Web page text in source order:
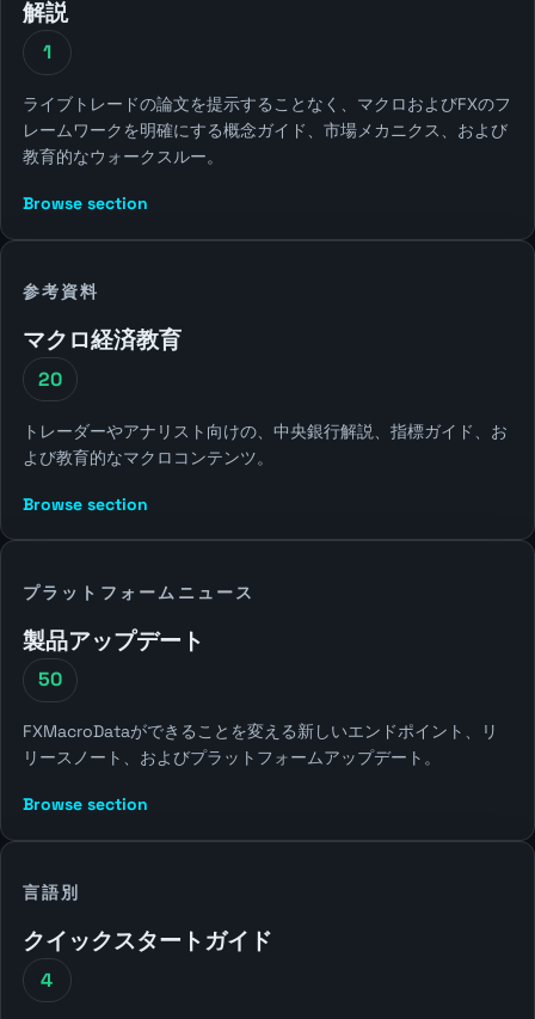
解説
1
ライブトレードの論文を提示することなく、マクロおよびFXのフ
レームワークを明確にする概念ガイド、市場メカニクス、および
教育的なウォークスルー。
Browse section
参考資料
マクロ経済教育
20
トレーダーやアナリスト向けの、中央銀行解説、指標ガイド、お
よび教育的なマクロコンテンツ。
Browse section
プラットフォームニュース
製品アップデート
50
FXMacroDataができることを変える新しいエンドポイント、リ
リースノート、およびプラットフォームアップデート。
Browse section
言語別
クイックスタートガイド
4